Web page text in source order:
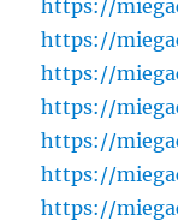
https://
https://
https://
https://
https://
https://
https://